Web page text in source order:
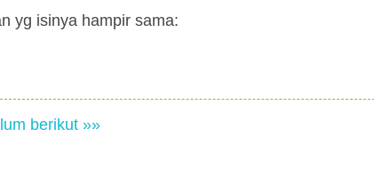
yg isinya hampir sama:
berikut »»